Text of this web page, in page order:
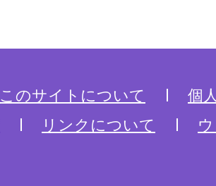
このサイトについて
個
リンクについて